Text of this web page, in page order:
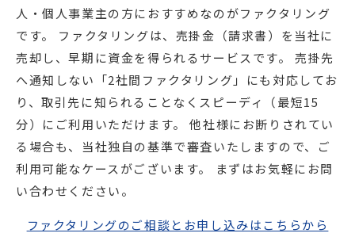
人・個人事業主の方におすすめなのがファクタリング
です。 ファクタリングは、売掛金（請求書）を当社に
売却し、早期に資金を得られるサービスです。 売掛先
へ通知しない「2社間ファクタリング」にも対応してお
り、取引先に知られることなくスピーディ（最短15
分）にご利用いただけます。 他社様にお断りされてい
る場合も、当社独自の基準で審査いたしますので、ご
利用可能なケースがございます。 まずはお気軽にお問
い合わせください。
ファクタリングのご相談とお申し込みはこちらから